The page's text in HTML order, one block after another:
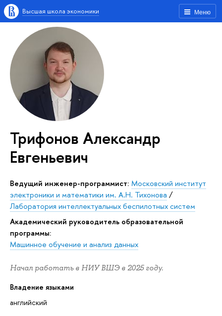
Меню
Высшая школа экономики
Трифонов Александр
Евгеньевич
Ведущий инженер-программист: Московский институт
электроники и математики им. А.Н. Тихонова /
Лаборатория интеллектуальных беспилотных систем
Академический руководитель образовательной
программы:
Машинное обучение и анализ данных
Начал работать в НИУ ВШЭ в 2025 году.
Владение языками
английский